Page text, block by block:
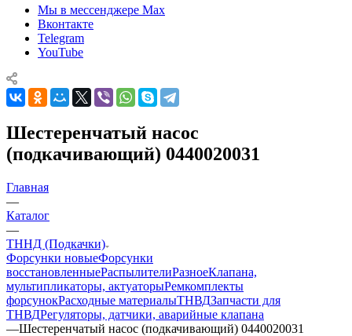
Мы в мессенджере Max
Вконтакте
Telegram
YouTube
Шестеренчатый насос
(подкачивающий) 0440020031
Главная
—
Каталог
—
ТННД (Подкачки)
Форсунки новыеФорсунки
восстановленныеРаспылителиРазноеКлапана,
мультипликаторы, актуаторыРемкомплекты
форсунокРасходные материалыТНВДЗапчасти для
ТНВДРегуляторы, датчики, аварийные клапана
—Шестеренчатый насос (подкачивающий) 0440020031